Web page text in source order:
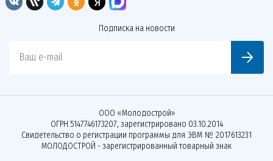
Подписка на новости
Ваш e-mail
ООО «Молодострой»
ОГРН 5147746173207, зарегистрировано 03.10.2014
Свидетельство о регистрации программы для ЭВМ № 2017613231
МОЛОДОСТРОЙ - зарегистрированный товарный знак